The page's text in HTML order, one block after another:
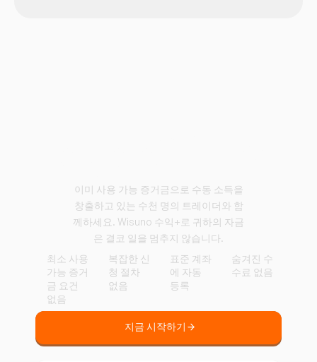
이미 사용 가능 증거금으로 수동 소득을
창출하고 있는 수천 명의 트레이더와 함
께하세요. Wisuno 수익+로 귀하의 자금
은 결코 일을 멈추지 않습니다.
최소 사용
가능 증거
금 요건
없음
복잡한 신
청 절차
없음
표준 계좌
에 자동
등록
숨겨진 수
수료 없음
지금 시작하기